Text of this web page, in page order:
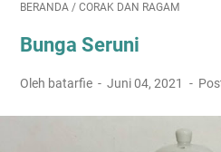
BERANDA / CORAK DAN RAGAM
Bunga Seruni
Oleh batarfie Juni 04, 2021